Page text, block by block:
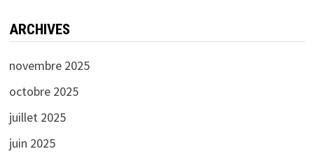
ARCHIVES
novembre 2025
octobre 2025
juillet 2025
juin 2025